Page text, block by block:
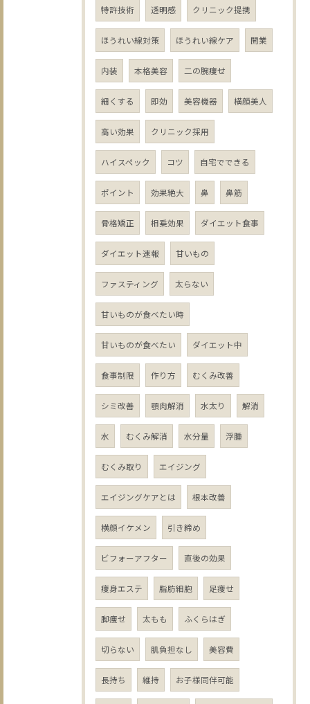
特許技術 透明感 クリニック提携
ほうれい線対策 ほうれい線ケア 開業
内装 本格美容 二の腕痩せ
細くする 即効 美容機器 横顔美人
高い効果 クリニック採用
ハイスペック コツ 自宅でできる
ポイント 効果絶大 鼻 鼻筋
骨格矯正 相乗効果 ダイエット食事
ダイエット速報 甘いもの
ファスティング 太らない
甘いものが食べたい時
甘いものが食べたい ダイエット中
食事制限 作り方 むくみ改善
シミ改善 顎肉解消 水太り 解消
水 むくみ解消 水分量 浮腫
むくみ取り エイジング
エイジングケアとは 根本改善
横顔イケメン 引き締め
ビフォーアフター 直後の効果
痩身エステ 脂肪細胞 足痩せ
脚痩せ 太もも ふくらはぎ
切らない 肌負担なし 美容費
長持ち 維持 お子様同伴可能